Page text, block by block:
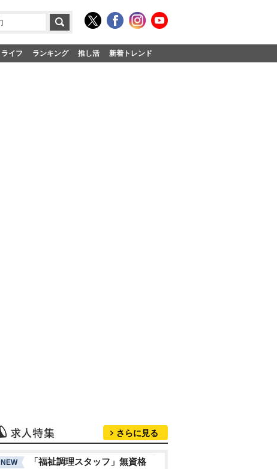
ライフ ランキング 推し活 新着トレンド
さらに見る
NEW
「福祉調理スタッフ」無資格